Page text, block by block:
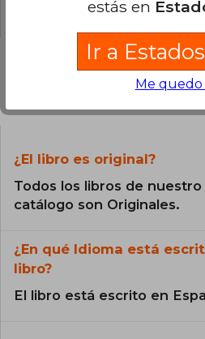
¿El libro es original?
Todos los libros de nuestro
catálogo son Originales.
¿En qué Idioma está
libro?
El libro está escrito en
estás en
Ir a
Me